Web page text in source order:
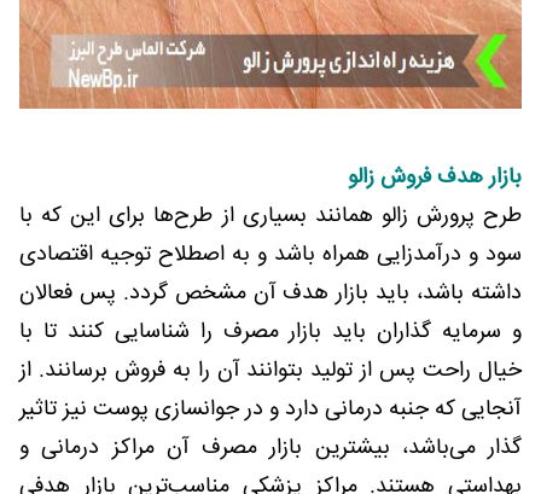
بازار هدف فروش زالو
طرح پرورش زالو همانند بسیاری از طرح‌ها برای این که با
سود و درآمدزایی همراه باشد و به اصطلاح توجیه اقتصادی
داشته باشد، باید بازار هدف آن مشخص گردد. پس فعالان
و سرمایه گذاران باید بازار مصرف را شناسایی کنند تا با
خیال راحت پس از تولید بتوانند آن را به فروش برسانند. از
آنجایی که جنبه درمانی دارد و در جوانسازی پوست نیز تاثیر
گذار می‌باشد، بیشترین بازار مصرف آن مراکز درمانی و
بهداستی هستند. مراکز پزشکی مناسب‌ترین بازار هدفی